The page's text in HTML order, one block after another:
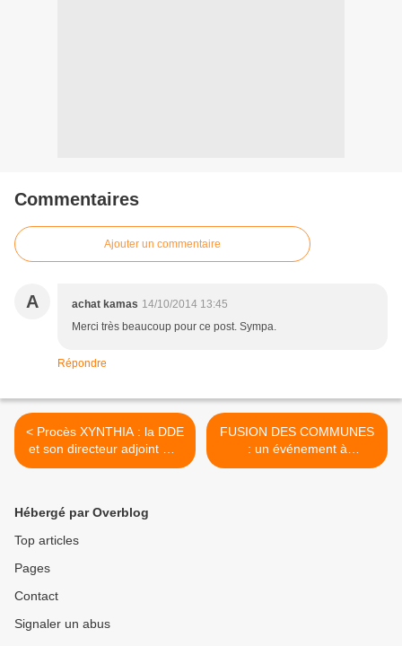
Commentaires
Ajouter un commentaire
A achat kamas 14/10/2014 13:45
Merci très beaucoup pour ce post. Sympa.
Répondre
< Procès XYNTHIA : la DDE
et son directeur adjoint mis
en cause
FUSION DES COMMUNES
: un événement à
résonance nationale au
Hébergé par Overblog
Top articles
Pages
Contact
Signaler un abus